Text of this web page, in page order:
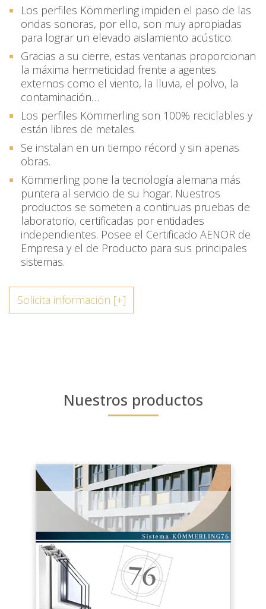
Los perfiles Kömmerling impiden el paso de las
ondas sonoras, por ello, son muy apropiadas
para lograr un elevado aislamiento acústico.
Gracias a su cierre, estas ventanas proporcionan
la máxima hermeticidad frente a agentes
externos como el viento, la lluvia, el polvo, la
contaminación…
Los perfiles Kömmerling son 100% reciclables y
están libres de metales.
Se instalan en un tiempo récord y sin apenas
obras.
Kömmerling pone la tecnología alemana más
puntera al servicio de su hogar. Nuestros
productos se someten a continuas pruebas de
laboratorio, certificadas por entidades
independientes. Posee el Certificado AENOR de
Empresa y el de Producto para sus principales
sistemas.
Solicita información [+]
Nuestros productos